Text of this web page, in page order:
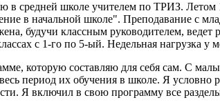
в средней школе учителем по ТРИЗ.
в начальной школе". Преподавание с
будучи классным руководителем, ведет
с 1-го по 5-ый. Недельная нагрузка у
которую составляю для себя сам. С
период их обучения в школе. Я условно
Я включил в свою программу все